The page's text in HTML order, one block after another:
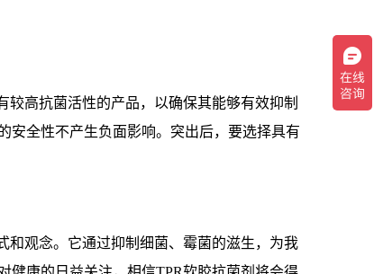
高抗菌活性的产品，以确保其能够有效抑制
安全性不产生负面影响。突出后，要选择具有
和观念。它通过抑制细菌、霉菌的滋生，为我